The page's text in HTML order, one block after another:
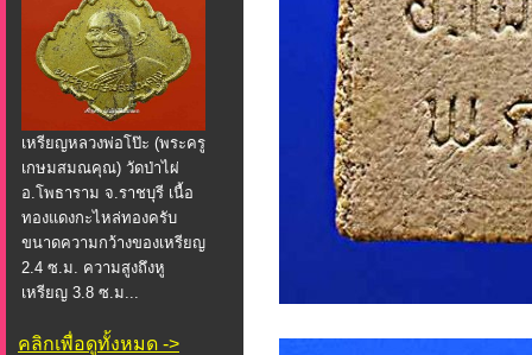
เหรียญหลวงพ่อโป๊ะ (พระครู
เกษมสมณคุณ) วัดป่าไผ่
อ.โพธาราม จ.ราชบุรี เนื้อ
ทองแดงกะไหล่ทองครับ
ขนาดความกว้างของเหรียญ
2.4 ซ.ม. ความสูงถึงหู
เหรียญ 3.8 ซ.ม...
คลิกเพื่อดูทั้งหมด ->